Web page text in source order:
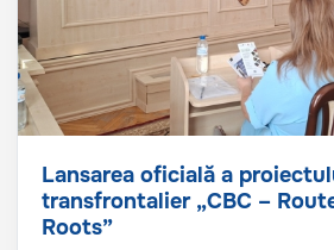
Lansarea oficială a
transfrontalier „CBC –
Roots”